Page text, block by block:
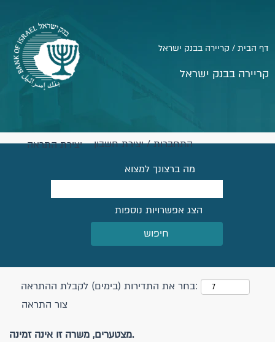
דף הבית / קריירה בבנק ישראל
קריירה בבנק ישראל
יצירת התראה
התחברות / יצירת חשבון
מה ברצונך למצוא
הצג אפשרויות נוספות
בחר את התדירות (בימים) לקבלת ההתראה:
צור התראה
מצטערים, משרה זו אינה זמינה.